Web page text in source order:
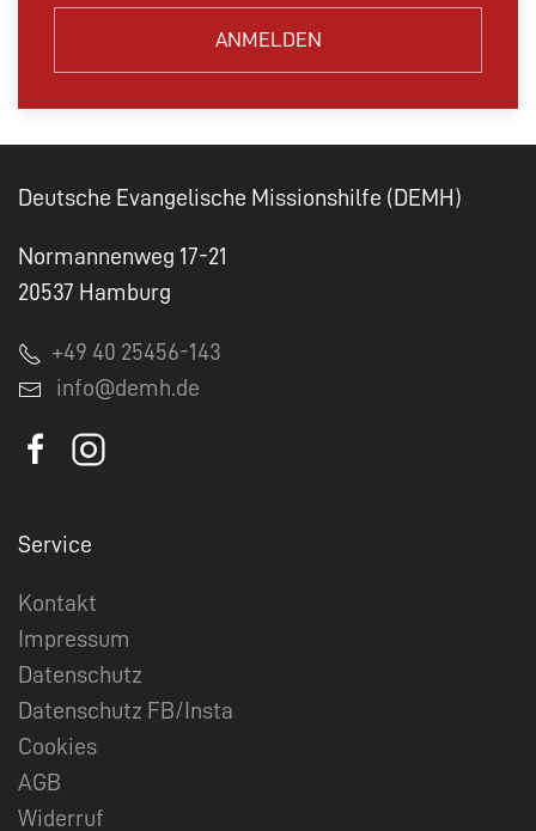
ANMELDEN
Deutsche Evangelische Missionshilfe (DEMH)
Normannenweg 17-21
20537 Hamburg
+49 40 25456-143
info@demh.de
Service
Kontakt
Impressum
Datenschutz
Datenschutz FB/Insta
Cookies
AGB
Widerruf